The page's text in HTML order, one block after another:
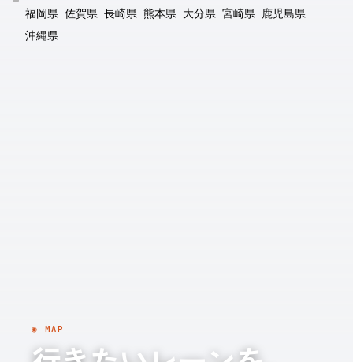
福岡県 佐賀県 長崎県 熊本県 大分県 宮崎県 鹿児島県
沖縄県
◉ MAP